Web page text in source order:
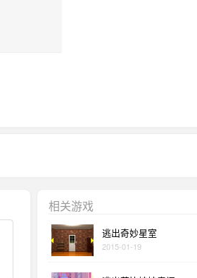
相关游戏
逃出奇妙星室
2015-01-19